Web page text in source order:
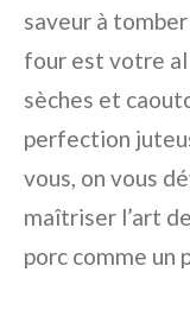
saveur à
four est votre
sèches et
perfection
vous, on vous
maîtriser l’art
porc comme un